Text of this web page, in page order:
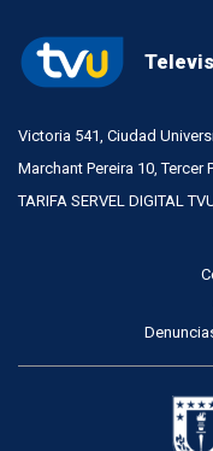
Victoria 541, Ciudad
Marchant Pereira 10, Tercer
TARIFA SERVEL DIGITAL